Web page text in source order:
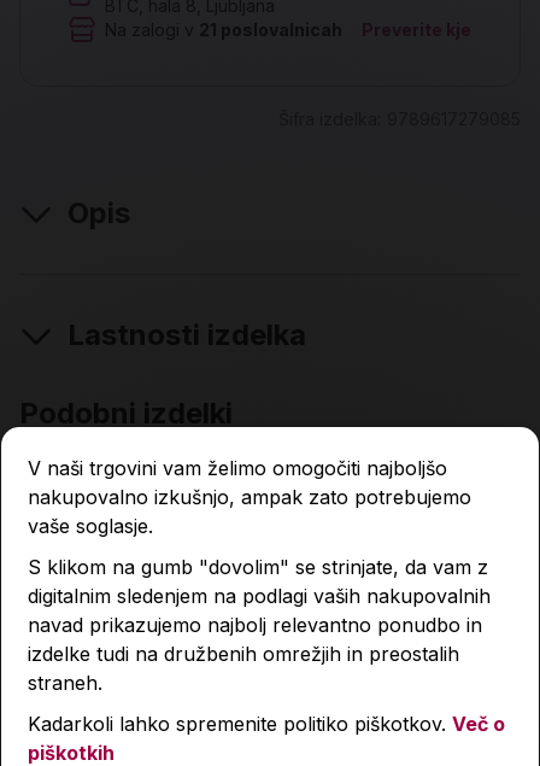
BTC, hala 8, Ljubljana
Na zalogi v 21 poslovalnicah Preverite kje
Opis
Lastnosti izdelka
Podobni izdelki
V naši trgovini vam želimo omogočiti najboljšo
nakupovalno izkušnjo, ampak zato potrebujemo
vaše soglasje.
S klikom na gumb "dovolim" se strinjate, da vam z
digitalnim sledenjem na podlagi vaših nakupovalnih
navad prikazujemo najbolj relevantno ponudbo in
izdelke tudi na družbenih omrežjih in preostalih
straneh.
Kadarkoli lahko spremenite politiko piškotkov. Več o
piškotkih